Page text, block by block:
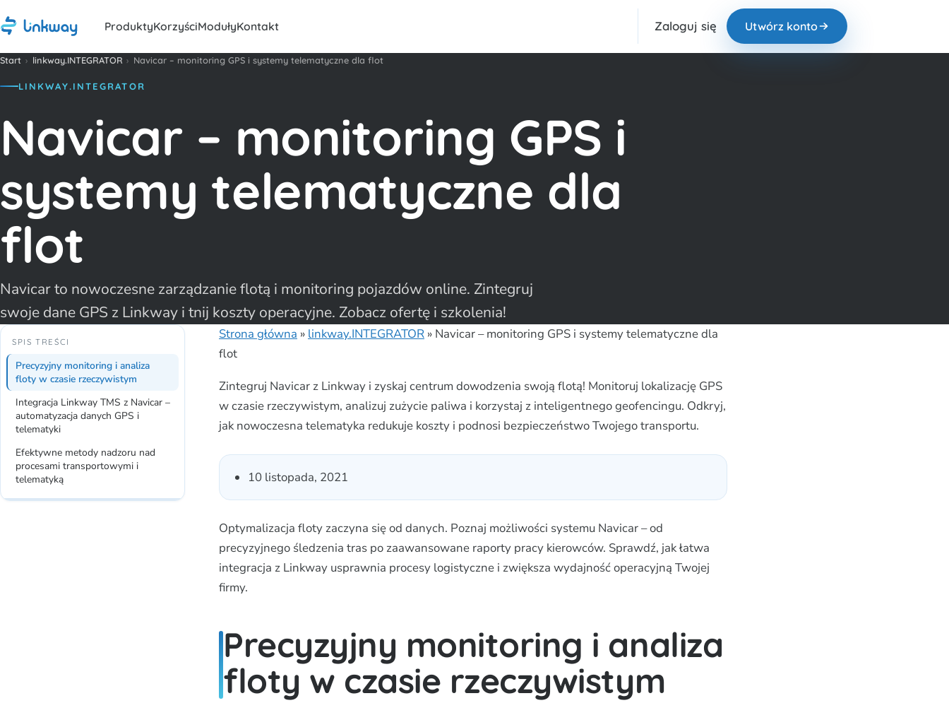
ProduktyKorzyściModułyKontakt Zaloguj się Utwórz konto
Start › linkway.INTEGRATOR › Navicar – monitoring GPS i systemy telematyczne dla flot
LINKWAY.INTEGRATOR
Navicar – monitoring GPS i
systemy telematyczne dla
flot
Navicar to nowoczesne zarządzanie flotą i monitoring pojazdów online. Zintegruj
swoje dane GPS z Linkway i tnij koszty operacyjne. Zobacz ofertę i szkolenia!
SPIS TREŚCI
Precyzyjny monitoring i analiza
floty w czasie rzeczywistym
Integracja Linkway TMS z Navicar –
automatyzacja danych GPS i
telematyki
Efektywne metody nadzoru nad
procesami transportowymi i
telematyką
Strona główna » linkway.INTEGRATOR » Navicar – monitoring GPS i systemy telematyczne dla
flot
Zintegruj Navicar z Linkway i zyskaj centrum dowodzenia swoją flotą! Monitoruj lokalizację GPS
w czasie rzeczywistym, analizuj zużycie paliwa i korzystaj z inteligentnego geofencingu. Odkryj,
jak nowoczesna telematyka redukuje koszty i podnosi bezpieczeństwo Twojego transportu.
10 listopada, 2021
Optymalizacja floty zaczyna się od danych. Poznaj możliwości systemu Navicar – od
precyzyjnego śledzenia tras po zaawansowane raporty pracy kierowców. Sprawdź, jak łatwa
integracja z Linkway usprawnia procesy logistyczne i zwiększa wydajność operacyjną Twojej
firmy.
Precyzyjny monitoring i analiza
floty w czasie rzeczywistym